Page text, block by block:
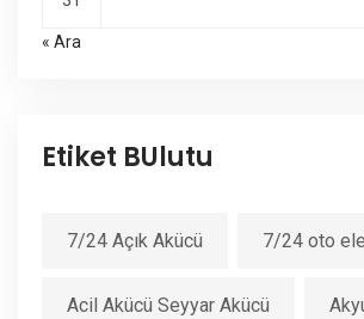
« Ara
Etiket BUlutu
7/24 Açık Akücü 7/24 oto
Acil Akücü Seyyar Akücü